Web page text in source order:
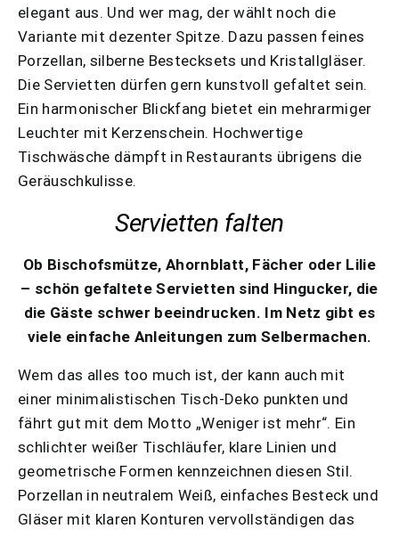
elegant aus. Und wer mag, der wählt noch die
Variante mit dezenter Spitze. Dazu passen feines
Porzellan, silberne Bestecksets und Kristallgläser.
Die Servietten dürfen gern kunstvoll gefaltet sein.
Ein harmonischer Blickfang bietet ein mehrarmiger
Leuchter mit Kerzenschein. Hochwertige
Tischwäsche dämpft in Restaurants übrigens die
Geräuschkulisse.
Servietten falten
Ob Bischofsmütze, Ahornblatt, Fächer oder Lilie
– schön gefaltete Servietten sind Hingucker, die
die Gäste schwer beeindrucken. Im Netz gibt es
viele einfache Anleitungen zum Selbermachen.
Wem das alles too much ist, der kann auch mit
einer minimalistischen Tisch-Deko punkten und
fährt gut mit dem Motto „Weniger ist mehr“. Ein
schlichter weißer Tischläufer, klare Linien und
geometrische Formen kennzeichnen diesen Stil.
Porzellan in neutralem Weiß, einfaches Besteck und
Gläser mit klaren Konturen vervollständigen das